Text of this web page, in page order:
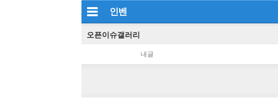
인벤
오픈이슈갤러리
내글